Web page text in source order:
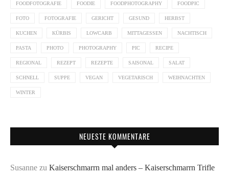
FOODFOTOGRAFIE FOODIE FOODPHOTOGRAPHY FOODPIC
FOTO FOTOGRAFIE GERICHT GESUND HERBST
KUCHEN KÜRBIS LOWCARB MITTAGESSEN NACHTISCH
PASTA PHOTO PHOTOGRAPHY PIC RECIPE
REGIONAL REZEPT REZEPTE SAISONAL SALAT
SCHNELL SUPPE VEGAN VEGETARISCH WEIHNACHTEN
WINTER
NEUESTE KOMMENTARE
Susanne zu Kaiserschmarrn mal anders – Kaiserschmarrn Trifle